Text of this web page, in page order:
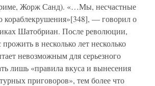
Жорж Санд). «…Мы, несчастные
кораблекрушения»[348], — говорил о
Шатобриан. После революции,
в несколько лет несколько
невозможным для серьезного
лишь «правила вкуса и вынесения
приговоров», тем более что